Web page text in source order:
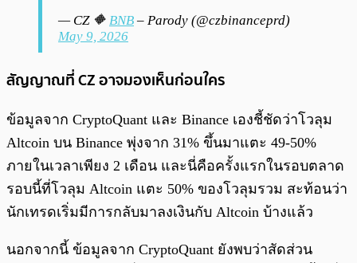
— CZ 🔶️ BNB – Parody (@czbinanceprd)
May 9, 2026
สัญญาณที่ CZ อาจมองเห็นก่อนใคร
ข้อมูลจาก CryptoQuant และ Binance เองชี้ชัดว่าโวลุม
Altcoin บน Binance พุ่งจาก 31% ขึ้นมาแตะ 49-50%
ภายในเวลาเพียง 2 เดือน และนี่คือครั้งแรกในรอบตลาด
รอบนี้ที่โวลุม Altcoin แตะ 50% ของโวลุมรวม สะท้อนว่า
นักเทรดเริ่มมีการกลับมาลงเงินกับ Altcoin บ้างแล้ว
นอกจากนี้ ข้อมูลจาก CryptoQuant ยังพบว่าสัดส่วน